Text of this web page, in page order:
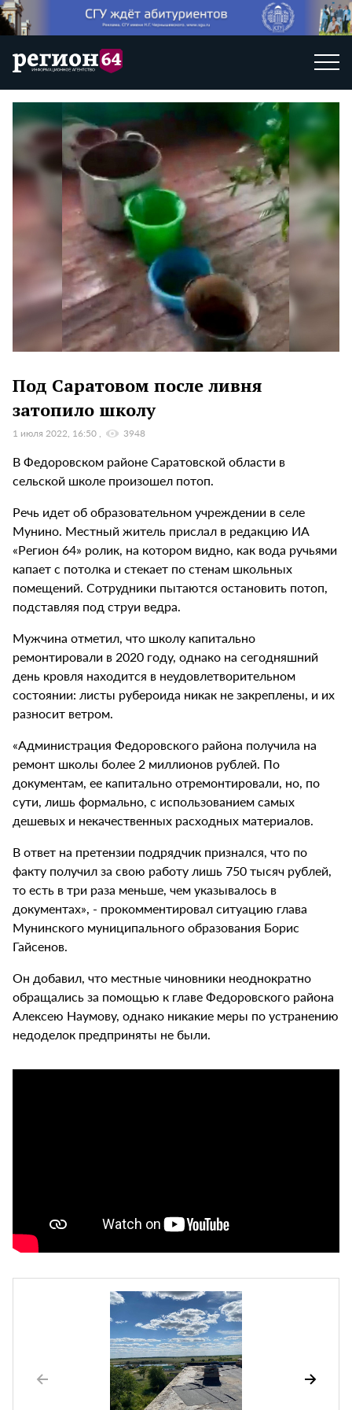
Под Саратовом после ливня
затопило школу
1 июля 2022, 16:50 3948
В Федоровском районе Саратовской области в
сельской школе произошел потоп.
Речь идет об образовательном учреждении в селе
Мунино. Местный житель прислал в редакцию ИА
«Регион 64» ролик, на котором видно, как вода ручьями
капает с потолка и стекает по стенам школьных
помещений. Сотрудники пытаются остановить потоп,
подставляя под струи ведра.
Мужчина отметил, что школу капитально
ремонтировали в 2020 году, однако на сегодняшний
день кровля находится в неудовлетворительном
состоянии: листы рубероида никак не закреплены, и их
разносит ветром.
«Администрация Федоровского района получила на
ремонт школы более 2 миллионов рублей. По
документам, ее капитально отремонтировали, но, по
сути, лишь формально, с использованием самых
дешевых и некачественных расходных материалов.
В ответ на претензии подрядчик признался, что по
факту получил за свою работу лишь 750 тысяч рублей,
то есть в три раза меньше, чем указывалось в
документах», - прокомментировал ситуацию глава
Мунинского муниципального образования Борис
Гайсенов.
Он добавил, что местные чиновники неоднократно
обращались за помощью к главе Федоровского района
Алексею Наумову, однако никакие меры по устранению
недоделок предприняты не были.